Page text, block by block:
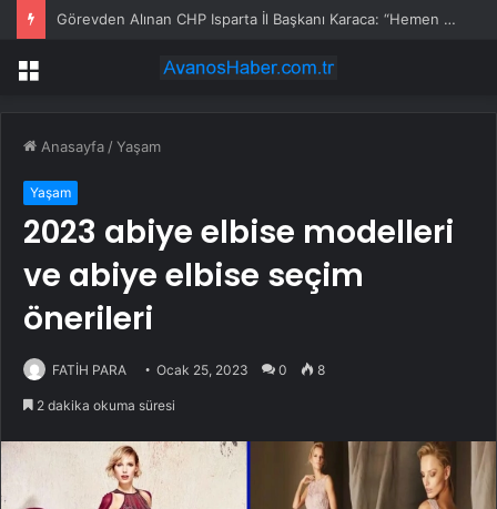
Görevden Alınan CHP Isparta İl Başkanı Karaca: “Hemen Geçiş Yapacağız”
Menü
Anasayfa /Yaşam
Yaşam
2023 abiye elbise modelleri
ve abiye elbise seçim
önerileri
FATİH PARA Ocak 25, 2023 0 8
2 dakika okuma süresi